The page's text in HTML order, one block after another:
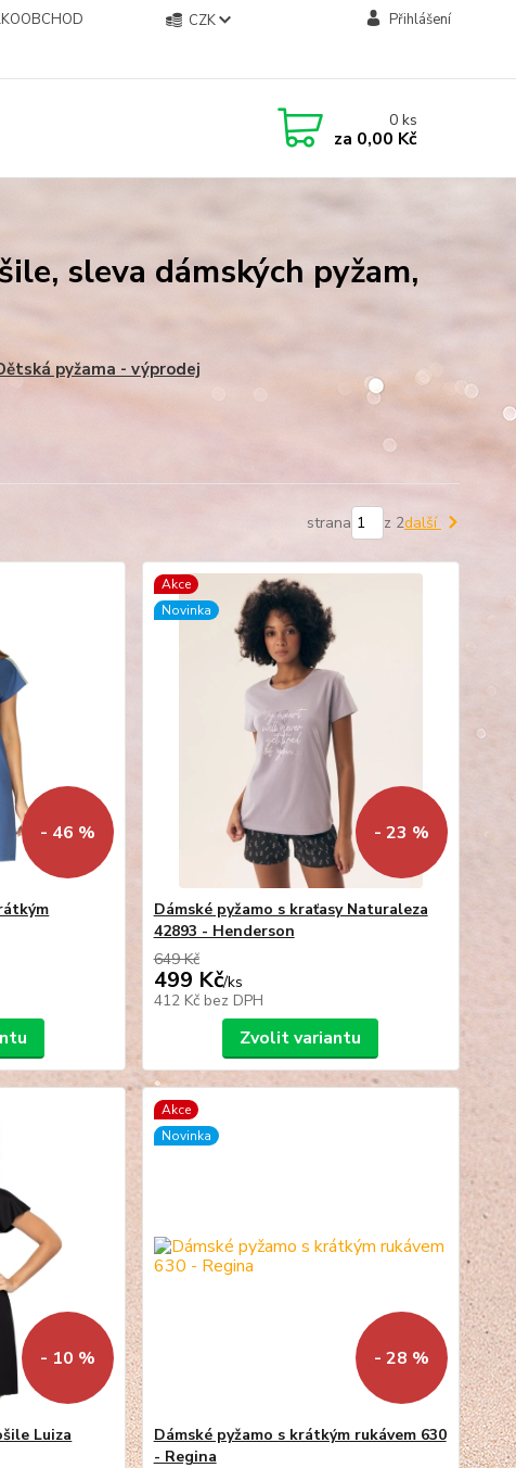
CZK Přihlášení
0ks
za 0,00 Kč
sleva dámských pyžam,
pyžama - výprodej
strana z 2další
- 46 %
Akce
Novinka
- 23 %
Dámské pyžamo s kraťasy Naturaleza
42893 - Henderson
649 Kč
499 Kč/ks
412 Kč bez DPH
Zvolit variantu
- 10 %
Luiza
Akce
Novinka
- 28 %
Dámské pyžamo s krátkým rukávem 630
- Regina